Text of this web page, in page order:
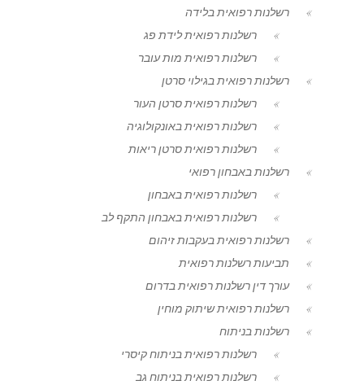
רשלנות רפואית בלידה
רשלנות רפואית לידת פג
רשלנות רפואית מות עובר
רשלנות רפואית בגילוי סרטן
רשלנות רפואית סרטן העור
רשלנות רפואית באונקולוגיה
רשלנות רפואית סרטן ריאות
רשלנות באבחון רפואי
רשלנות רפואית באבחון
רשלנות רפואית באבחון התקף לב
רשלנות רפואית בעקבות זיהום
תביעות רשלנות רפואית
עורך דין רשלנות רפואית בדרום
רשלנות רפואית שיתוק מוחין
רשלנות בניתוח
רשלנות רפואית בניתוח קיסרי
רשלנות רפואית בניתוח גב